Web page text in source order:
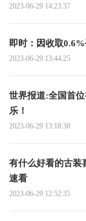
2023-06-29 14:23:37
即时：因收取
2023-06-29 13:44:25
世界报道:全国首
乐！
2023-06-29 13:18:38
有什么好看的古装
速看
2023-06-29 12:52:35